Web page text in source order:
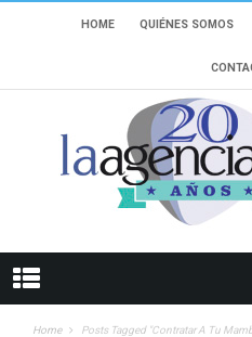
HOME QUIÉNES SOMOS
Home Posts Tagged "Contratar A Tu